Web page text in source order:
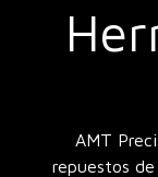
AMT
repuestos